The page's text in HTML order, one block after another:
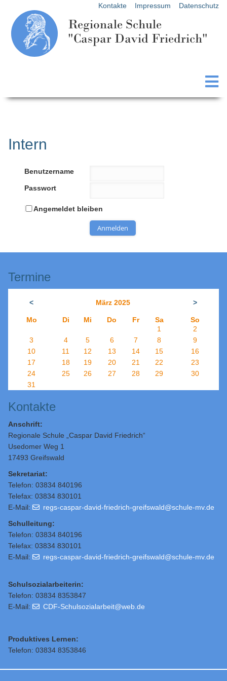
Kontakte Impressum Datenschutz
Regionale Schule
"Caspar David Friedrich"
Intern
Benutzername
Passwort
Angemeldet bleiben
Anmelden
Termine
< März 2025 >
Mo Di Mi Do Fr Sa
So
1
2
3
4 5 6 7 8
9
10
11 12 13 14 15
16
17
18 19 20 21 22
23
24
25 26 27 28 29
30
31
Kontakte
Anschrift:
Regionale Schule „Caspar David Friedrich“
Usedomer Weg 1
17493 Greifswald
Sekretariat:
Telefon: 03834 840196
Telefax: 03834 830101
E-Mail:
regs-caspar-david-friedrich-greifswald@schule-mv.de
Schulleitung:
Telefon: 03834 840196
Telefax: 03834 830101
E-Mail:
regs-caspar-david-friedrich-greifswald@schule-mv.de
Schulsozialarbeiterin:
Telefon: 03834 8353847
E-Mail:
CDF-Schulsozialarbeit@web.de
Produktives Lernen:
Telefon: 03834 8353846